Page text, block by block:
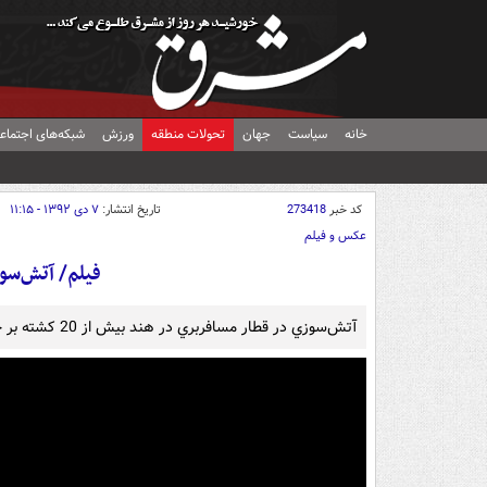
خانه سیاست جهان تحولات منطقه ورزش شبکه‌های
کد خبر273418 تاریخ انتشار: ۷ دی ۱۳۹۲ - ۱۱:۱۵
عکس و فیلم
فیلم/
آتش‌سوزي در قطار مسافربري در هند بيش از 20 کشته بر جاي گذاشت.